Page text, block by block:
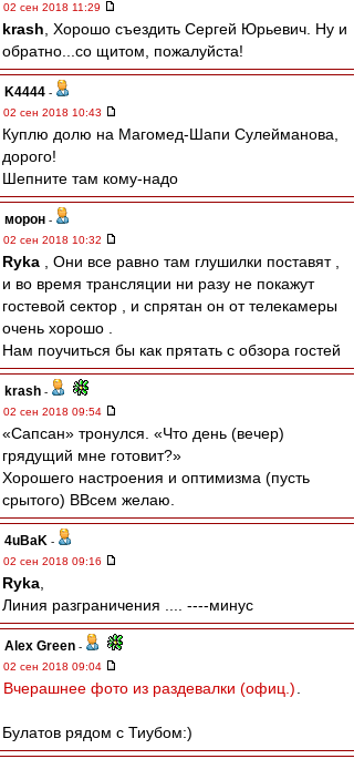
02 сен 2018 11:29
krash , Хорошо съездить Сергей Юрьевич. Ну и
обратно...со щитом, пожалуйста!
K4444 -
02 сен 2018 10:43
Куплю долю на Магомед-Шапи Сулейманова,
дорого!
Шепните там кому-надо
морон -
02 сен 2018 10:32
Ryka , Они все равно там глушилки поставят ,
и во время трансляции ни разу не покажут
гостевой сектор , и спрятан он от телекамеры
очень хорошо .
Нам поучиться бы как прятать с обзора гостей
krash -
02 сен 2018 09:54
«Сапсан» тронулся. «Что день (вечер)
грядущий мне готовит?»
Хорошего настроения и оптимизма (пусть
срытого) ВВсем желаю.
4uBaK -
02 сен 2018 09:16
Ryka
Линия разграничения .... ----минус
Alex Green -
02 сен 2018 09:04
Вчерашнее фото из раздевалки (офиц.)
Булатов рядом с Тиубом:)